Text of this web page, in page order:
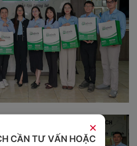
×
CẦN TƯ VẤN HOẶC